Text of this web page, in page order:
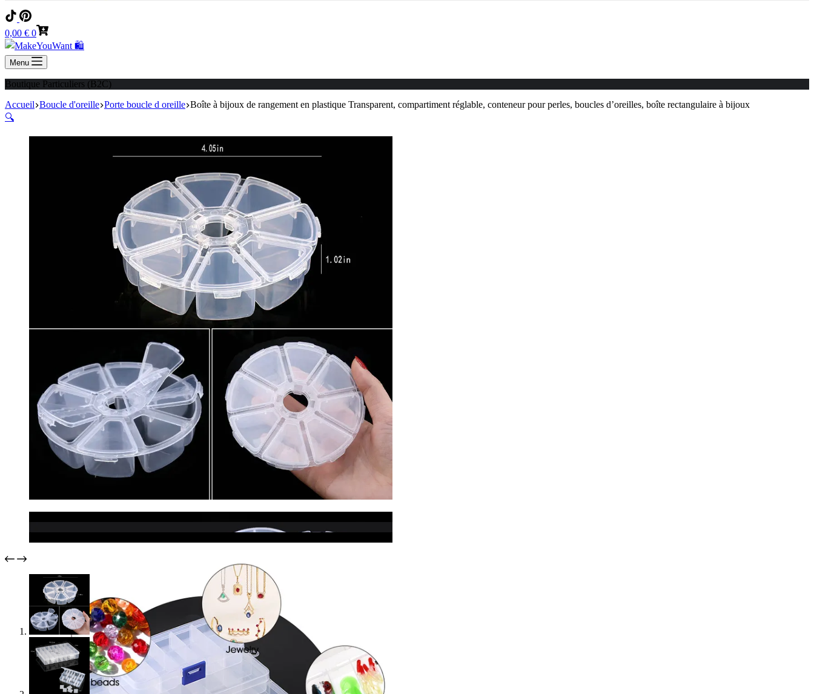
Panier
d’achat
0,00 € 0
Menu
Boutique Particuliers (B2C)
Accueil Boucle d'oreille Porte boucle d oreille Boîte à bijoux de rangement en plastique Transparent, compartiment réglable, conteneur pour perles, boucles d’oreilles, boîte rectangulaire à bijoux
🔍